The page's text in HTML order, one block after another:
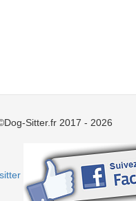
Sitter.fr 2017 - 2026